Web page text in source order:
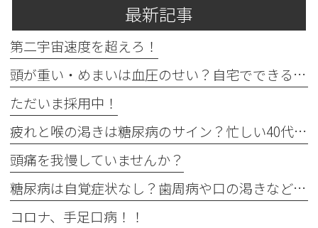
最新記事
第二宇宙速度を超えろ！
頭が重い・めまいは血圧のせい？自宅でできる確認法と受診目安
ただいま採用中！
疲れと喉の渇きは糖尿病のサイン？忙しい40代の受診目安
頭痛を我慢していませんか？
糖尿病は自覚症状なし？歯周病や口の渇きなど初期サイン5つと数値
コロナ、手足口病！！